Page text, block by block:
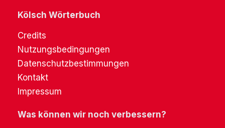
Kölsch Wörterbuch
Credits
Nutzungsbedingungen
Datenschutzbestimmungen
Kontakt
Impressum
Was können wir noch verbessern?